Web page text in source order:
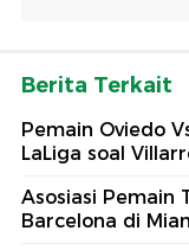
Berita Terkait
Pemain Oviedo
LaLiga soal
Asosiasi Pemain
Barcelona di